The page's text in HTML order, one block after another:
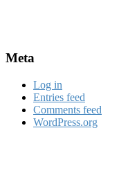
Meta
Log in
Entries feed
Comments feed
WordPress.org